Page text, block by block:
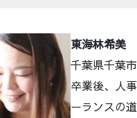
東海林希美
千葉県千葉
卒業後、人
ーランスの